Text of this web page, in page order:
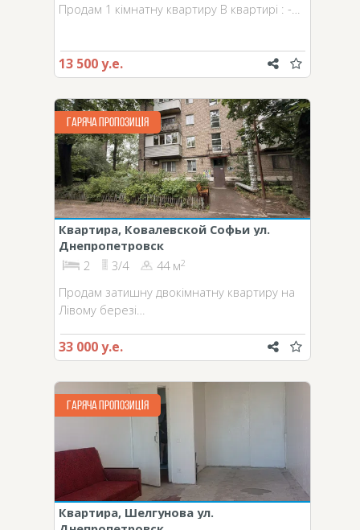
Продам 1 кімнатну квартиру В квартирі : -…
13 500 у.е.
ГАРЯЧА ПРОПОЗИЦІЯ
Квартира, Ковалевской Софьи ул.
Днепропетровск
2
3/4 44 м2
Продам затишну двокімнатну квартиру на
Лівому березі…
33 000 у.е.
ГАРЯЧА ПРОПОЗИЦІЯ
Квартира, Шелгунова ул.